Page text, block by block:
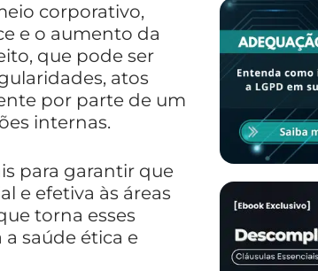
corporativo,
e o aumento da
que pode ser
atos
por parte de um
internas.
para garantir que
e efetiva às áreas
torna esses
saúde ética e